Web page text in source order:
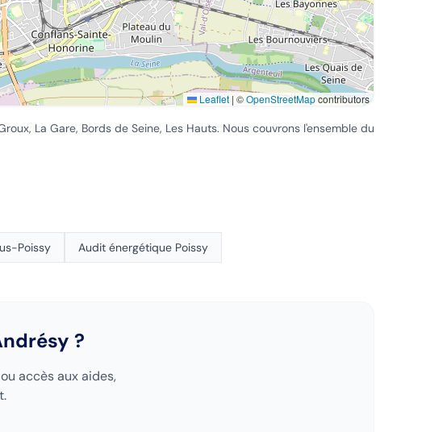
Leaflet | ©OpenStreetMapcontributors
La Gare, Bords de Seine, Les Hauts. Nous couvrons l'ensemble du
Poissy Audit énergétique Poissy
?
accès aux aides,